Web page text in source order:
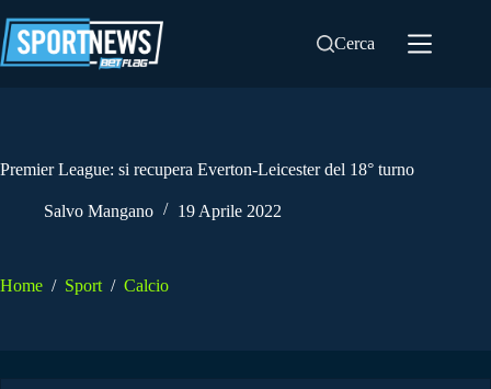
al
contenuto
Cerca
Premier League: si recupera Everton-Leicester del 18° turno
Salvo Mangano 19 Aprile 2022
Home / Sport / Calcio